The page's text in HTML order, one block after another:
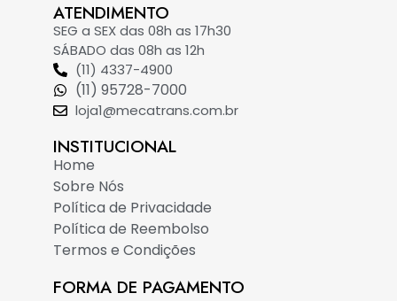
ATENDIMENTO
SEG a SEX das 08h as 17h30
SÁBADO das 08h as 12h
(11) 4337-4900
(11) 95728-7000
loja1@mecatrans.com.br
INSTITUCIONAL​
Home
Sobre Nós
Política de Privacidade
Política de Reembolso
Termos e Condições
FORMA DE PAGAMENTO